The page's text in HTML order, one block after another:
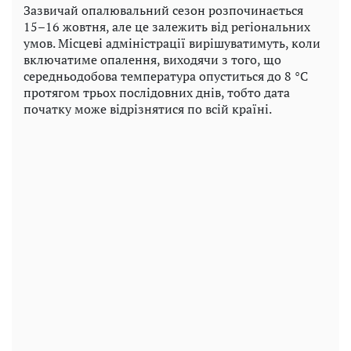
Зазвичай опалювальний сезон розпочинається
15–16 жовтня, але це залежить від регіональних
умов. Місцеві адміністрації вирішуватимуть, коли
включатиме опалення, виходячи з того, що
середньодобова температура опуститься до 8 °C
протягом трьох послідовних днів, тобто дата
початку може відрізнятися по всій країні.